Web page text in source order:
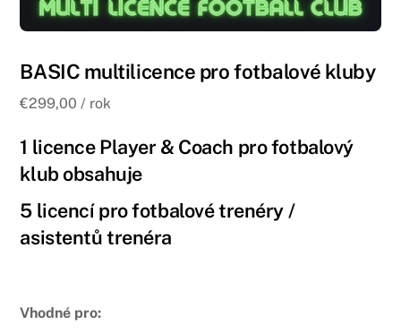
BASIC multilicence pro fotbalové kluby
€299,00 / rok
1 licence Player & Coach pro fotbalový
klub obsahuje
5 licencí pro fotbalové trenéry /
asistentů trenéra
Vhodné pro: